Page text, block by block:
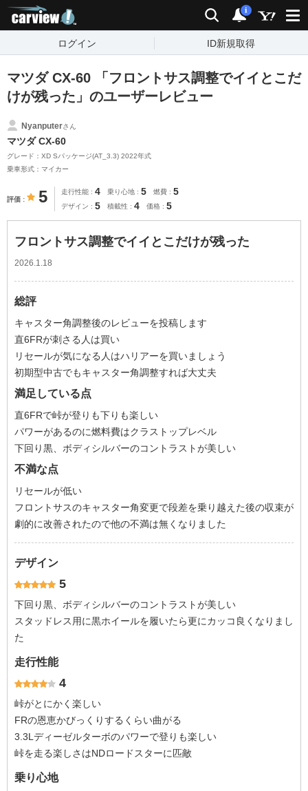
検索 通知
i
ログイン ID新規取得
マツダ CX-60 「フロントサス調整でイイとこだ
けが残った」のユーザーレビュー
Nyanputerさん
マツダ CX-60
グレード：XD Sパッケージ(AT_3.3) 2022年式
乗車形式：マイカー
評価 5 走行性能 4 乗り心地 5 燃費 5
デザイン 5 積載性 4 価格 5
フロントサス調整でイイとこだけが残った
2026.1.18
総評
キャスター角調整後のレビューを投稿します
直6FRが刺さる人は買い
リセールが気になる人はハリアーを買いましょう
初期型中古でもキャスター角調整すれば大丈夫
満足している点
直6FRで峠が登りも下りも楽しい
パワーがあるのに燃料費はクラストップレベル
下回り黒、ボディシルバーのコントラストが美しい
不満な点
リセールが低い
フロントサスのキャスター角変更で段差を乗り越えた後の収束が
劇的に改善されたので他の不満は無くなりました
デザイン
5
下回り黒、ボディシルバーのコントラストが美しい
スタッドレス用に黒ホイールを履いたら更にカッコ良くなりまし
た
走行性能
4
峠がとにかく楽しい
FRの恩恵かびっくりするくらい曲がる
3.3Lディーゼルターボのパワーで登りも楽しい
峠を走る楽しさはNDロードスターに匹敵
乗り心地